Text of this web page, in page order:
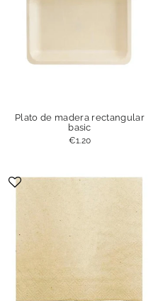
Plato de madera rectangular
basic
€1.20